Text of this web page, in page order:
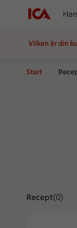
Vilken är din
Start
ReceptVisar
(0)